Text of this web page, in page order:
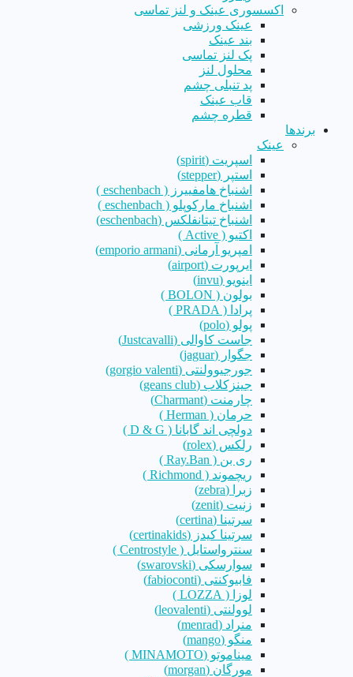
اکسسوری عینک و لنز تماسی
عینک ورزشی
بند عینک
پک لنز تماسی
محلول لنز
پد تنبلی چشم
قاب عینک
قطره چشم
برندها
عینک
اسپریت (spirit)
استپر (stepper)
اشنباخ هامفییرز ( eschenbach )
اشنباخ مارکوپلو ( eschenbach )
اشنباخ تیتانفلکس (eschenbach)
اکتیو ( Active )
امپریو آرمانی (emporio armani)
ایرپورت (airport)
اینویو (invu)
بولون ( BOLON )
پرادا ( PRADA )
پولو (polo)
جاست کاوالی (Justcavalli)
جگوار (jaguar)
جورجیوولنتی (gorgio valenti)
جینزکلاب (geans club)
چارمنت (Charmant)
حرمان ( Herman )
دولچی اند گابانا ( D & G )
رلکس (rolex)
ری بن ( Ray.Ban )
ریچموند ( Richmond )
زبرا (zebra)
زنیت (zenit)
سرتینا (certina)
سرتینا کیدز (certinakids)
سنترواستایل ( Centrostyle )
سوارسکی (swarovski)
فابیوکنتی (fabioconti)
لوزا ( LOZZA )
لوولنتی (leovalenti)
منراد (menrad)
منگو (mango)
میناموتو (MINAMOTO )
مورگان (morgan)